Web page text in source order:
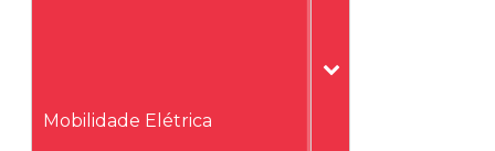
Mobilidade Elétrica